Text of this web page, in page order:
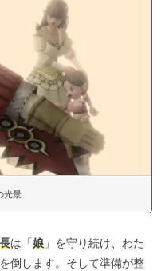
光景
は「娘 」を守り続け、わた
を倒します。そして準備が整